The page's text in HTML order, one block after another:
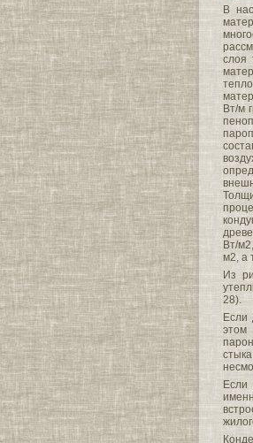
В
слоя
Вт/м
Вт/
м2, а
Из
28).
Если
Если